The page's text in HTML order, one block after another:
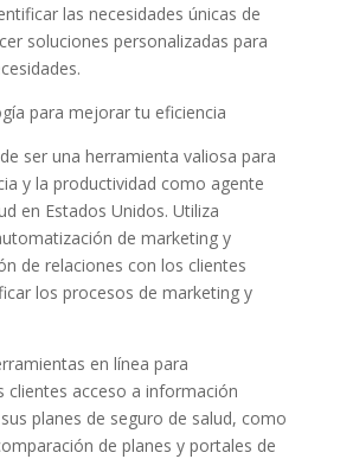
las necesidades únicas de
soluciones personalizadas para
para mejorar tu eficiencia
ser una herramienta valiosa para
y la productividad como agente
en Estados Unidos. Utiliza
de marketing y
de relaciones con los clientes
los procesos de marketing y
en línea para
clientes acceso a información
planes de seguro de salud, como
de planes y portales de